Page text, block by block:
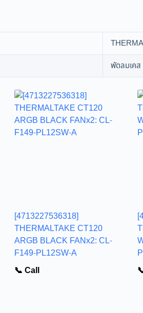
พัดลมเคส
[4713227536318]
THERMALTAKE CT120
ARGB BLACK FANx2: CL-
F149-PL12SW-A
📞 Call